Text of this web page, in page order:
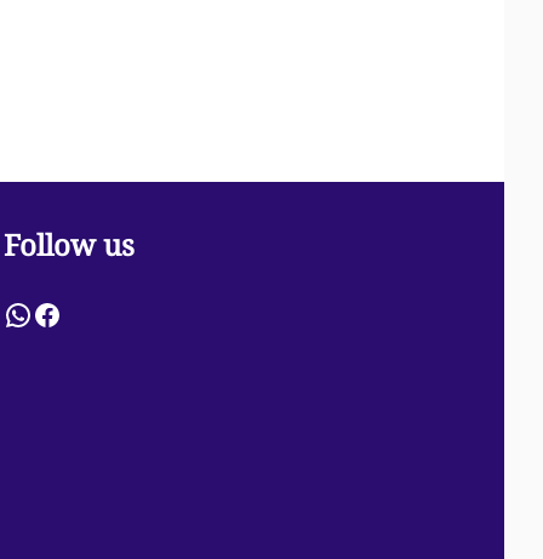
Follow us
WhatsApp
Facebook